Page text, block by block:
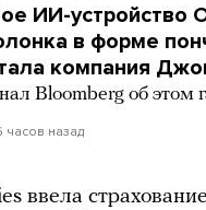
ИИ-устройство
в форме
компания
Bloomberg об этом
часов назад
ввела